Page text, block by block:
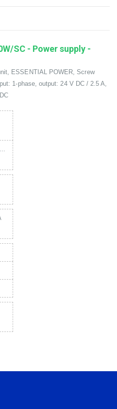
SC - Power supply -
ESSENTIAL POWER, Screw
1-phase, output: 24 V DC / 2.5 A,